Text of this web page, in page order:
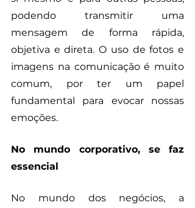
podendo transmitir uma
mensagem de forma rápida,
objetiva e direta. O uso de fotos e
imagens na comunicação é muito
comum, por ter um papel
fundamental para evocar nossas
emoções.
No mundo corporativo, se faz
essencial
No mundo dos negócios, a